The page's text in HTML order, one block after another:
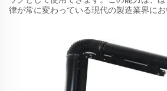
律が常に変わっている現代の製造業界にお